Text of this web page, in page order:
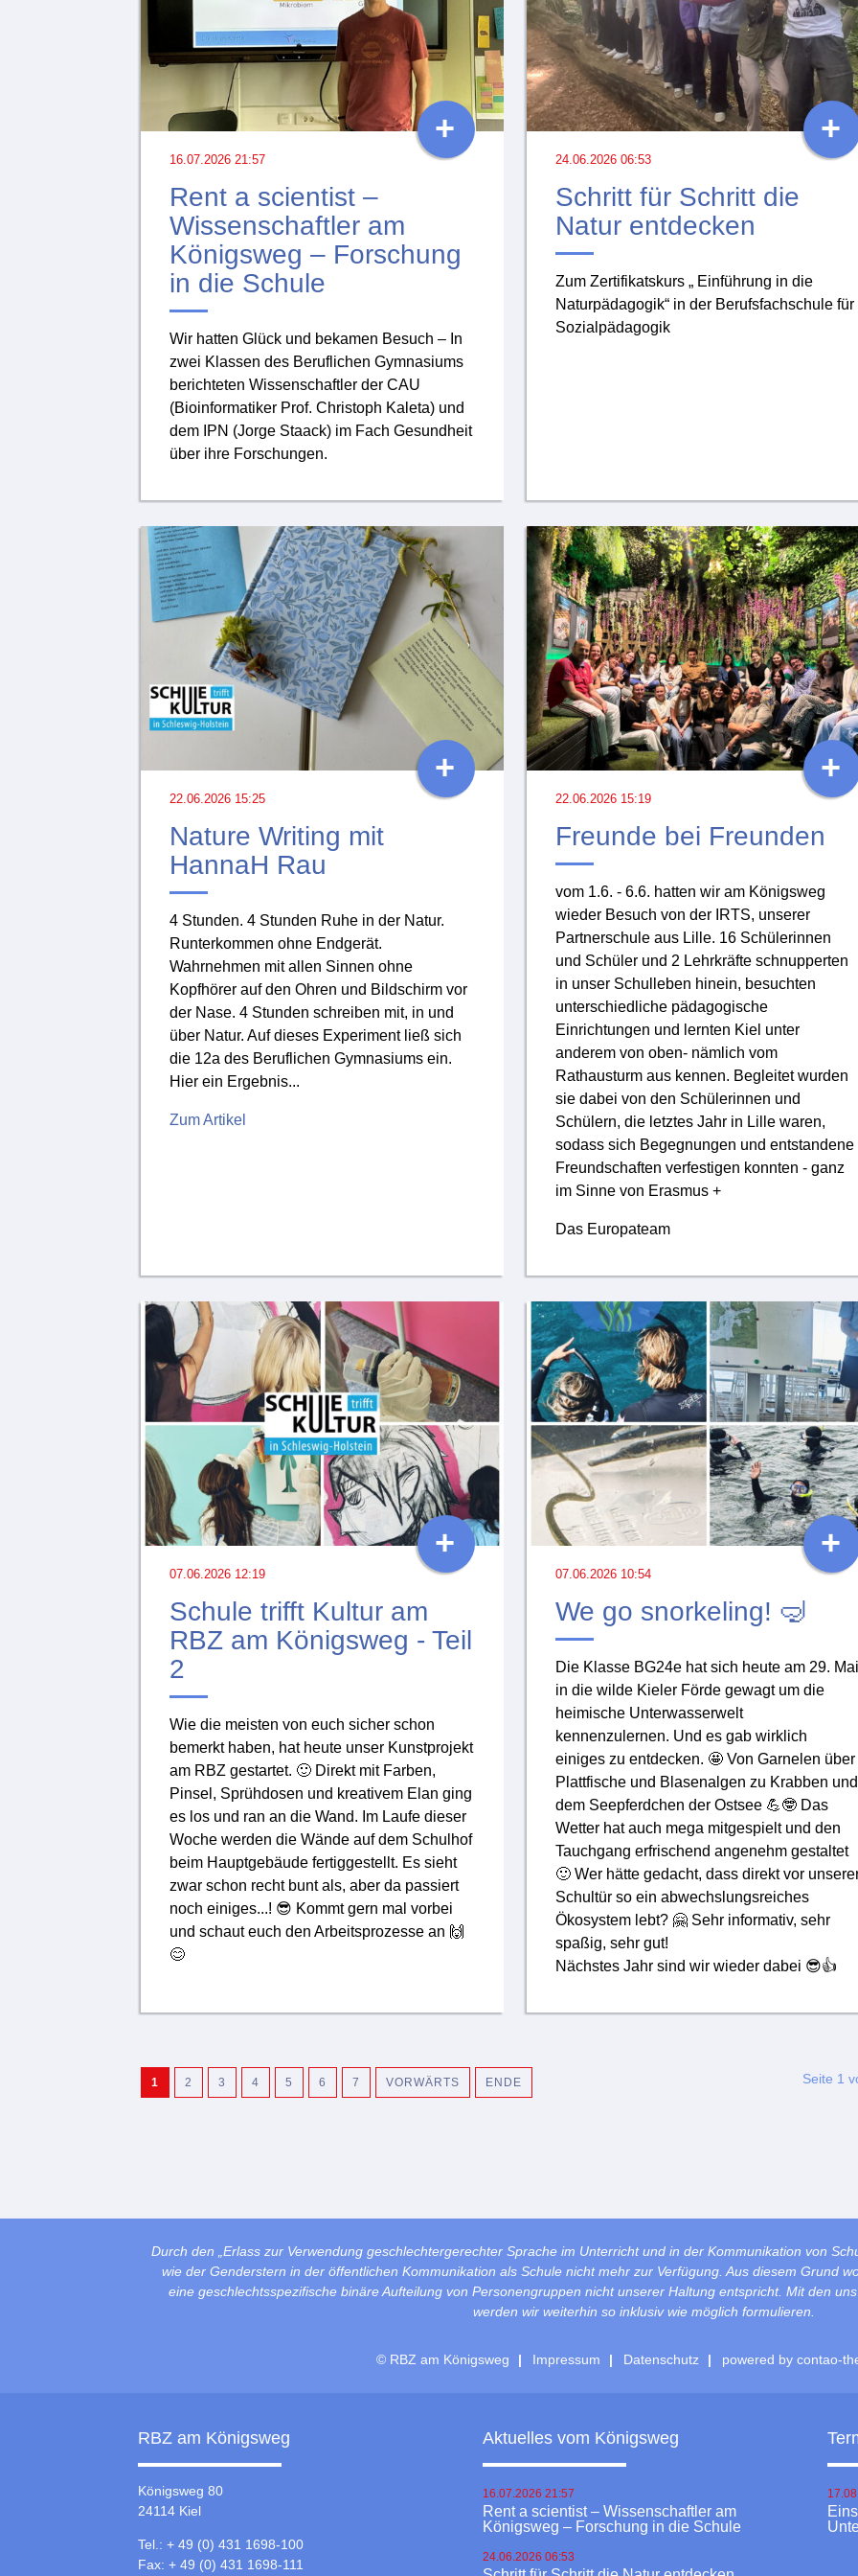
16.07.2026 21:57
Rent a scientist –
Wissenschaftler am
Königsweg – Forschung
in die Schule
Wir hatten Glück und bekamen Besuch – In
zwei Klassen des Beruflichen Gymnasiums
berichteten Wissenschaftler der CAU
(Bioinformatiker Prof. Christoph Kaleta) und
dem IPN (Jorge Staack) im Fach Gesundheit
über ihre Forschungen.
+
24.06.2026 06:53
Schritt für Schritt die
Natur entdecken
Zum Zertifikatskurs „ Einführung in die
Naturpädagogik“ in der Berufsfachschule für
Sozialpädagogik
+
22.06.2026 15:25
Nature Writing mit
HannaH Rau
4 Stunden. 4 Stunden Ruhe in der Natur.
Runterkommen ohne Endgerät.
Wahrnehmen mit allen Sinnen ohne
Kopfhörer auf den Ohren und Bildschirm vor
der Nase. 4 Stunden schreiben mit, in und
über Natur. Auf dieses Experiment ließ sich
die 12a des Beruflichen Gymnasiums ein.
Hier ein Ergebnis...
Zum Artikel
+
22.06.2026 15:19
Freunde bei Freunden
vom 1.6. - 6.6. hatten wir am Königsweg
wieder Besuch von der IRTS, unserer
Partnerschule aus Lille. 16 Schülerinnen
und Schüler und 2 Lehrkräfte schnupperten
in unser Schulleben hinein, besuchten
unterschiedliche pädagogische
Einrichtungen und lernten Kiel unter
anderem von oben- nämlich vom
Rathausturm aus kennen. Begleitet wurden
sie dabei von den Schülerinnen und
Schülern, die letztes Jahr in Lille waren,
sodass sich Begegnungen und entstandene
Freundschaften verfestigen konnten - ganz
im Sinne von Erasmus +
Das Europateam
+
07.06.2026 12:19
Schule trifft Kultur am
RBZ am Königsweg - Teil
2
Wie die meisten von euch sicher schon
bemerkt haben, hat heute unser Kunstprojekt
am RBZ gestartet. 🙂 Direkt mit Farben,
Pinsel, Sprühdosen und kreativem Elan ging
es los und ran an die Wand. Im Laufe dieser
Woche werden die Wände auf dem Schulhof
beim Hauptgebäude fertiggestellt. Es sieht
zwar schon recht bunt als, aber da passiert
noch einiges...! 😎 Kommt gern mal vorbei
und schaut euch den Arbeitsprozesse an 🙌
😊
+
07.06.2026 10:54
We go snorkeling! 🤿
Die Klasse BG24e hat sich heute am 29. Mai
in die wilde Kieler Förde gewagt um die
heimische Unterwasserwelt
kennenzulernen. Und es gab wirklich
einiges zu entdecken. 🤩 Von Garnelen über
Plattfische und Blasenalgen zu Krabben und
dem Seepferdchen der Ostsee 💪🤓 Das
Wetter hat auch mega mitgespielt und den
Tauchgang erfrischend angenehm gestaltet
🙂 Wer hätte gedacht, dass direkt vor
Schultür so ein abwechslungsreiches
Ökosystem lebt? 🤗 Sehr informativ, sehr
spaßig, sehr gut!
Nächstes Jahr sind wir wieder dabei 😎👍
+
Seite 1
1 2 3 4 5 6 7 VORWÄRTS ENDE
Durch den „Erlass zur Verwendung geschlechtergerechter Sprache im Unterricht und in der Kommunikation von
wie der Genderstern in der öffentlichen Kommunikation als Schule nicht mehr zur Verfügung. Aus diesem Grund
eine geschlechtsspezifische binäre Aufteilung von Personengruppen nicht unserer Haltung entspricht. Mit den
werden wir weiterhin so inklusiv wie möglich formulieren.
© RBZ am Königsweg Impressum Datenschutz powered by contao-
RBZ am Königsweg
Königsweg 80
24114 Kiel
Tel.: + 49 (0) 431 1698-100
Fax: + 49 (0) 431 1698-111
Aktuelles vom Königsweg
16.07.2026 21:57
Rent a scientist – Wissenschaftler am
Königsweg – Forschung in die Schule
24.06.2026 06:53